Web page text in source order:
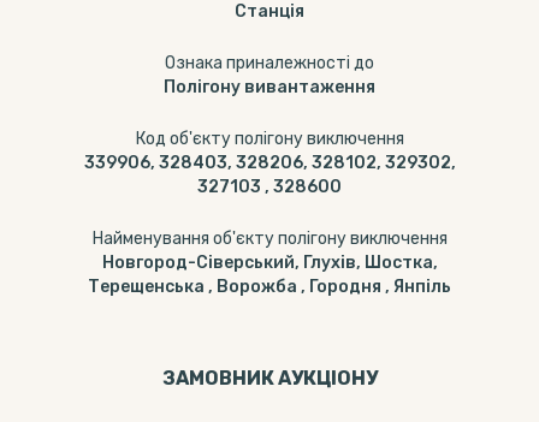
Станція
Ознака приналежності до
Полігону вивантаження
Код об'єкту полігону виключення
339906, 328403, 328206, 328102, 329302,
327103 , 328600
Найменування об'єкту полігону виключення
Новгород-Сіверський, Глухів, Шостка,
Терещенська , Ворожба , Городня , Янпіль
ЗАМОВНИК АУКЦІОНУ